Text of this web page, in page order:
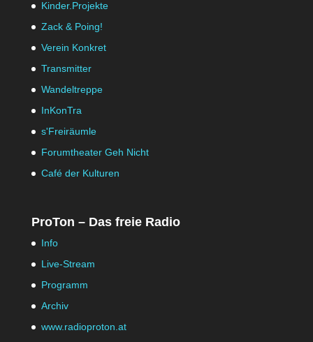
Kinder.Projekte
Zack & Poing!
Verein Konkret
Transmitter
Wandeltreppe
InKonTra
s'Freiräumle
Forumtheater Geh Nicht
Café der Kulturen
ProTon – Das freie Radio
Info
Live-Stream
Programm
Archiv
www.radioproton.at